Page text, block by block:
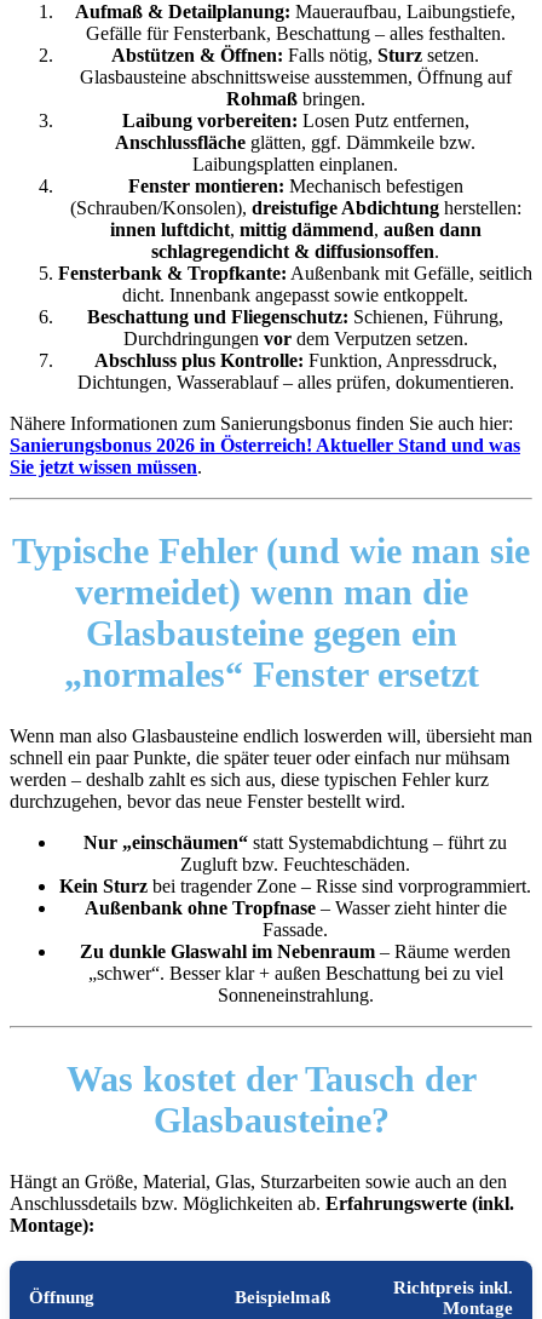
Aufmaß & Detailplanung: Maueraufbau, Laibungstiefe,
Gefälle für Fensterbank, Beschattung – alles festhalten.
Abstützen & Öffnen: Falls nötig, Sturz setzen.
Glasbausteine abschnittsweise ausstemmen, Öffnung auf
Rohmaßbringen.
Laibung vorbereiten: Losen Putz entfernen,
Anschlussfläche glätten, ggf. Dämmkeile bzw.
Laibungsplatten einplanen.
Fenster montieren: Mechanisch befestigen
(Schrauben/Konsolen), dreistufige Abdichtungherstellen:
innen luftdicht, mittig dämmend, außen dann
schlagregendicht & diffusionsoffen.
Fensterbank & Tropfkante: Außenbank mit Gefälle, seitlich
dicht. Innenbank angepasst sowie entkoppelt.
Beschattung und Fliegenschutz: Schienen, Führung,
Durchdringungen vordem Verputzen setzen.
Abschluss plus Kontrolle: Funktion, Anpressdruck,
Dichtungen, Wasserablauf – alles prüfen, dokumentieren.
Nähere Informationen zum Sanierungsbonus finden Sie auch hier:
Sanierungsbonus 2026 in Österreich! Aktueller Stand und was
Sie jetzt wissen müssen.
Typische Fehler(und wie man sie
vermeidet) wenn man die
Glasbausteine gegen ein
„normales“ Fenster ersetzt
Wenn man also Glasbausteine endlich loswerden will, übersieht man
schnell ein paar Punkte, die später teuer oder einfach nur mühsam
werden – deshalb zahlt es sich aus, diese typischen Fehler kurz
durchzugehen, bevor das neue Fenster bestellt wird.
Nur „einschäumen“ statt Systemabdichtung – führt zu
Zugluft bzw. Feuchteschäden.
Kein Sturz bei tragender Zone – Risse sind vorprogrammiert.
Außenbank ohne Tropfnase– Wasser zieht hinter die
Fassade.
Zu dunkle Glaswahl im Nebenraum – Räume werden
„schwer“. Besser klar + außen Beschattung bei zu viel
Sonneneinstrahlung.
Was kostet der Tausch der
Glasbausteine?
Hängt an Größe, Material, Glas, Sturzarbeiten sowie auch an den
Anschlussdetails bzw. Möglichkeiten ab. Erfahrungswerte (inkl.
Montage):
Öffnung Beispielmaß
Richtpreis inkl.
Montage